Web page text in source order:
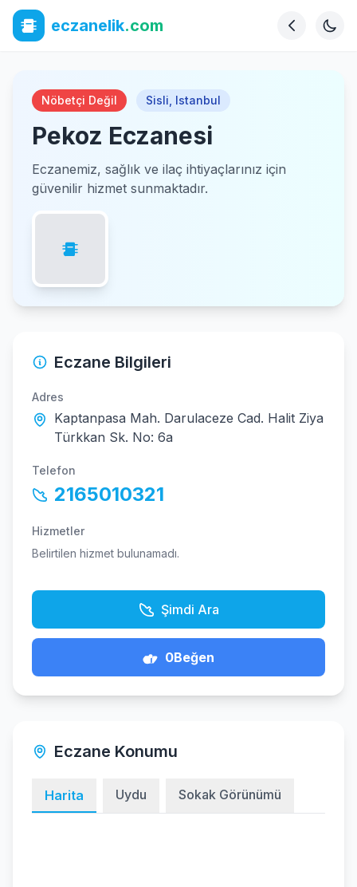
eczanelik.com
Nöbetçi Değil Sisli Istanbul
Pekoz Eczanesi
Eczanemiz, sağlık ve ilaç ihtiyaçlarınız için
güvenilir hizmet sunmaktadır.
Eczane Bilgileri
Adres
Kaptanpasa Mah. Darulaceze Cad. Halit Ziya
Türkkan Sk. No: 6a
Telefon
2165010321
Hizmetler
Belirtilen hizmet bulunamadı.
Şimdi Ara
0Beğen
Eczane Konumu
Harita Uydu Sokak Görünümü